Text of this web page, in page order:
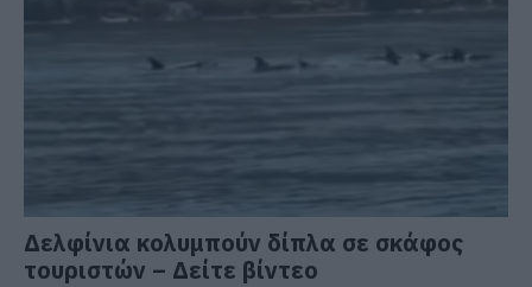
Δελφίνια κολυμπούν δίπλα σε σκάφος
τουριστών – Δείτε βίντεο